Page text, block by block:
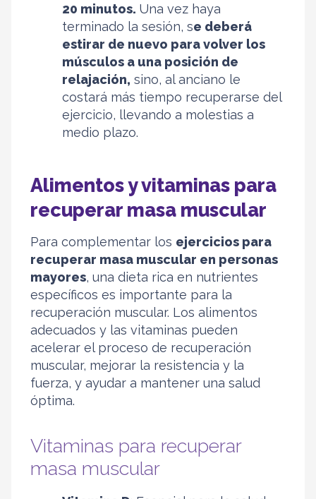
20 minutos. Una vez haya
terminado la sesión, se deberá
estirar de nuevo para volver los
músculos a una posición de
relajación, sino, al anciano le
costará más tiempo recuperarse del
ejercicio, llevando a molestias a
medio plazo.
Alimentos y vitaminas para
recuperar masa muscular
Para complementar los ejercicios para
recuperar masa muscular en personas
mayores, una dieta rica en nutrientes
específicos es importante para la
recuperación muscular. Los alimentos
adecuados y las vitaminas pueden
acelerar el proceso de recuperación
muscular, mejorar la resistencia y la
fuerza, y ayudar a mantener una salud
óptima.
Vitaminas para recuperar
masa muscular